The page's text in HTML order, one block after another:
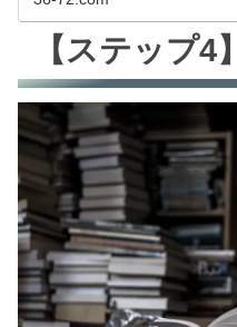
【ステップ4